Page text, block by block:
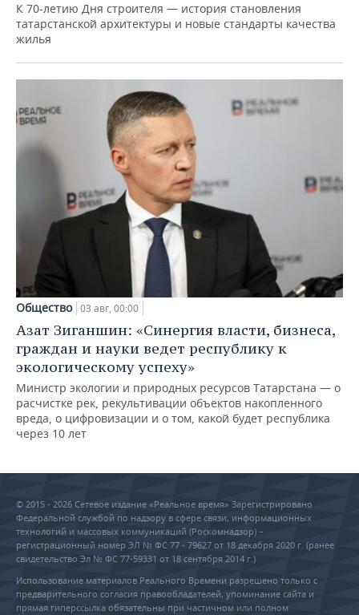
К 70-летию Дня строителя — история становления
татарстанской архитектуры и новые стандарты качества
жилья
Общество 03 авг, 00:00
Азат Зиганшин: «Синергия власти, бизнеса,
граждан и науки ведет республику к
экологическому успеху»
Министр экологии и природных ресурсов Татарстана — о
расчистке рек, рекультивации объектов накопленного
вреда, о цифровизации и о том, какой будет республика
через 10 лет
© 2015 - 2026 Сетевое издание «Реальное время» Зарегистрировано
Федеральной службой по надзору в сфере связи, информационных
технологий и массовых коммуникаций (Роскомнадзор) –
регистрационный номер ЭЛ № ФС 77 - 79627 от 18 декабря 2020 г. (ранее
свидетельство Эл № ФС 77-59331 от 18 сентября 2014 г.)
Использование материалов Реального Времени разрешено только с
предварительного согласия правообладателей, упоминание сайта и
прямая гиперссылка обязательны при частичном или полном